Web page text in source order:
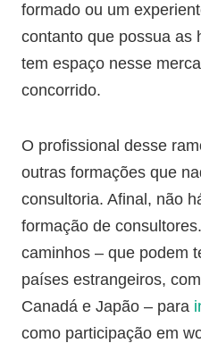
formado ou um
contanto que possua as
tem espaço nesse
concorrido.
O profissional desse
outras formações que
consultoria. Afinal, não
formação de
caminhos – que podem
países estrangeiros,
Canadá e Japão – para
como participação em